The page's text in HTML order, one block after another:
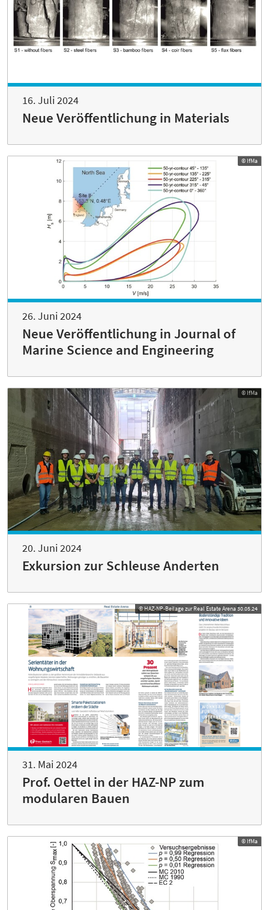
16. Juli 2024
Neue Veröffentlichung in Materials
© IfMa
26. Juni 2024
Neue Veröffentlichung in Journal of
Marine Science and Engineering
© IfMa
20. Juni 2024
Exkursion zur Schleuse Anderten
© HAZ-NP-Beilage zur Real Estate Arena 30.05.24
31. Mai 2024
Prof. Oettel in der HAZ-NP zum
modularen Bauen
© IfMa